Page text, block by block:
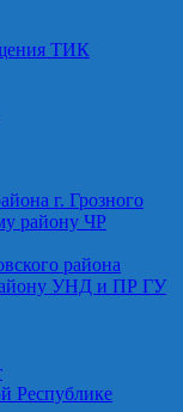
ТИК
г. Грозного
району ЧР
района
УНД и ПР ГУ
Республике